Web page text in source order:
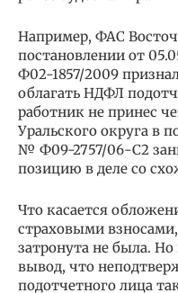
Например, ФАС
постановлении от
Ф02-1857/2009
облагать НДФЛ
работник не принес
Уральского округа в
№ Ф09-2757/06-С2
позицию в деле со
Что касается
страховыми
затронута не была.
вывод, что
подотчетного лица